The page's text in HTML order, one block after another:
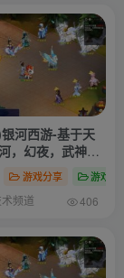
河西游-基于天
，幻夜，武神端
造 游戏分享 游戏网
频道 406